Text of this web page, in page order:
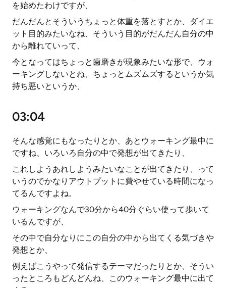
を始めたわけですが、
だんだんとそういうちょっと体重を落とすとか、ダイエ
ット目的みたいなね、そういう目的がだんだん自分の中
から離れていって、
今となってはちょっと歯磨きが現象みたいな形で、ウォ
ーキングしないとね、ちょっとムズムズするというか気
持ち悪いというか、
03:04
そんな感覚にもなったりとか、あとウォーキング最中に
ですね、いろいろ自分の中で発想が出てきたり、
これしようあれしようみたいなことが出てきたり、って
いうのでかなりアウトプットに費やせている時間になっ
てるんですよね。
ウォーキングなんで30分から40分ぐらい使って歩いて
いるんですが、
その中で自分なりにこの自分の中から出てくる気づきや
発想とか、
例えばこうやって発信するテーマだったりとか、そうい
ったところもどんどんね、このウォーキング最中に出て